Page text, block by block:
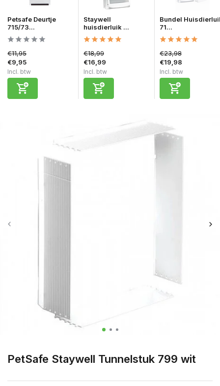
PetSafe Staywell Tunnelstuk 799 wit
Petsafe Deurtje
715/73...
€11,95
€9,95
Incl. btw
Staywell
huisdierluik ...
€18,99
€16,99
Incl. btw
Bundel
71...
€23,98
€19,98
Incl. btw